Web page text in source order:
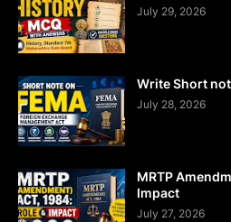
July 29, 2026
Write Short
July 28, 2026
MRTP
Impact
July 27, 2026